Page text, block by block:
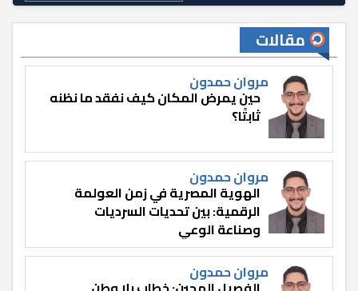
مقالات
مروان حمدون
حين يمرض المكان كيف نفقد ما نظنه
ثابتًا؟
مروان حمدون
الهوية المصرية في زمن العولمة
الرقمية: بين تحديات السرديات
وصناعة الوعي
مروان حمدون